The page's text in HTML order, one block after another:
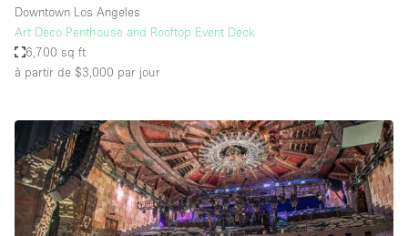
Downtown Los Angeles
Art Deco Penthouse and Rooftop Event Deck
6,700 sq ft
à partir de $3,000 par jour